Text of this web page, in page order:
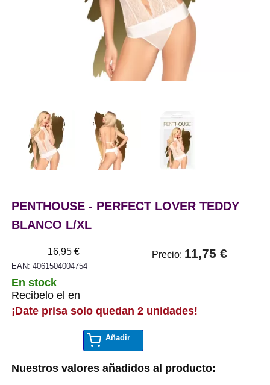
PENTHOUSE - PERFECT LOVER TEDDY
BLANCO L/XL
Precio: 11,75 €
16,95 €
EAN: 4061504004754
En stock
Recibelo el en
¡Date prisa solo quedan 2 unidades!
Añadir
Nuestros valores añadidos al producto: